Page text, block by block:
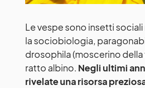
Le vespe sono insetti
la sociobiologia,
drosophila (moscerino della
ratto albino. Negli ultimi
rivelate una risorsa